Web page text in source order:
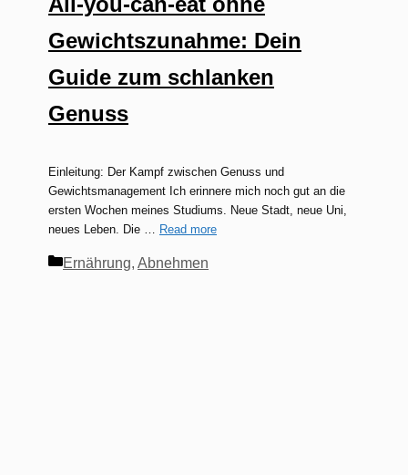
Gewichtszunahme: Dein
Guide zum schlanken
Genuss
Einleitung: Der Kampf zwischen Genuss und
Gewichtsmanagement Ich erinnere mich noch gut an die
ersten Wochen meines Studiums. Neue Stadt, neue Uni,
neues Leben. Die … Read more
Kategorien
Ernährung, Abnehmen